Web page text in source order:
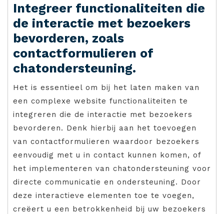
Integreer functionaliteiten die
de interactie met bezoekers
bevorderen, zoals
contactformulieren of
chatondersteuning.
Het is essentieel om bij het laten maken van
een complexe website functionaliteiten te
integreren die de interactie met bezoekers
bevorderen. Denk hierbij aan het toevoegen
van contactformulieren waardoor bezoekers
eenvoudig met u in contact kunnen komen, of
het implementeren van chatondersteuning voor
directe communicatie en ondersteuning. Door
deze interactieve elementen toe te voegen,
creëert u een betrokkenheid bij uw bezoekers